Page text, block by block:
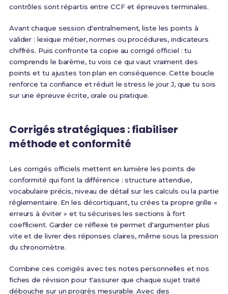
contrôles sont répartis entre CCF et épreuves terminales.
Avant chaque session d'entraînement, liste les points à
valider : lexique métier, normes ou procédures, indicateurs
chiffrés. Puis confronte ta copie au corrigé officiel : tu
comprends le barème, tu vois ce qui vaut vraiment des
points et tu ajustes ton plan en conséquence. Cette boucle
renforce ta confiance et réduit le stress le jour J, que tu sois
sur une épreuve écrite, orale ou pratique.
Corrigés stratégiques : fiabiliser
méthode et conformité
Les corrigés officiels mettent en lumière les points de
conformité qui font la différence : structure attendue,
vocabulaire précis, niveau de détail sur les calculs ou la partie
réglementaire. En les décortiquant, tu crées ta propre grille «
erreurs à éviter » et tu sécurises les sections à fort
coefficient. Garder ce réflexe te permet d'argumenter plus
vite et de livrer des réponses claires, même sous la pression
du chronomètre.
Combine ces corrigés avec tes notes personnelles et nos
fiches de révision pour t'assurer que chaque sujet traité
débouche sur un progrès mesurable. Avec des